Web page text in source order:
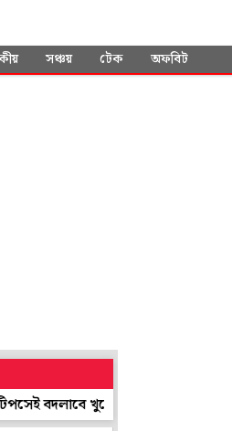
সঞ্চয় টেক অফবিট
খুদের আচরণ